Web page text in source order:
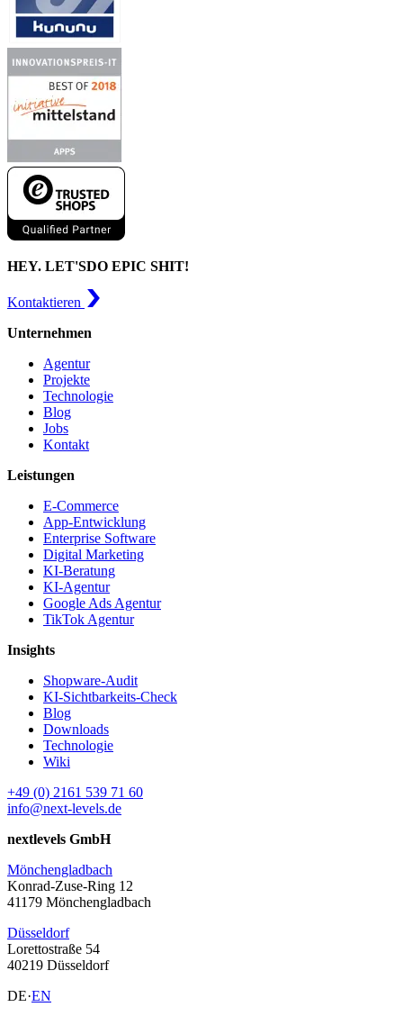
HEY. LET'SDO EPIC SHIT!
Kontaktieren
Unternehmen
Agentur
Projekte
Technologie
Blog
Jobs
Kontakt
Leistungen
E-Commerce
App-Entwicklung
Enterprise Software
Digital Marketing
KI-Beratung
KI-Agentur
Google Ads Agentur
TikTok Agentur
Insights
Shopware-Audit
KI-Sichtbarkeits-Check
Blog
Downloads
Technologie
Wiki
+49 (0) 2161 539 71 60
info@next-levels.de
nextlevels GmbH
Mönchengladbach
Konrad-Zuse-Ring 12
41179 Mönchengladbach
Düsseldorf
Lorettostraße 54
40219 Düsseldorf
DE·EN